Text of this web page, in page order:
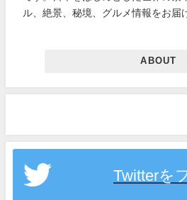
ル、絶景、秘境、グルメ情報をお届
ABOUT
Twitterを